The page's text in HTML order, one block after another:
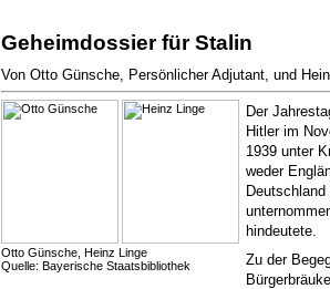
Geheimdossier für Stalin
Von Otto Günsche, Persönlicher Adjutant, und
Otto Günsche, Heinz Linge
Quelle: Bayerische Staatsbibliothek
Der
Hitler im
1939 unter
weder
hindeutete.
Zu der